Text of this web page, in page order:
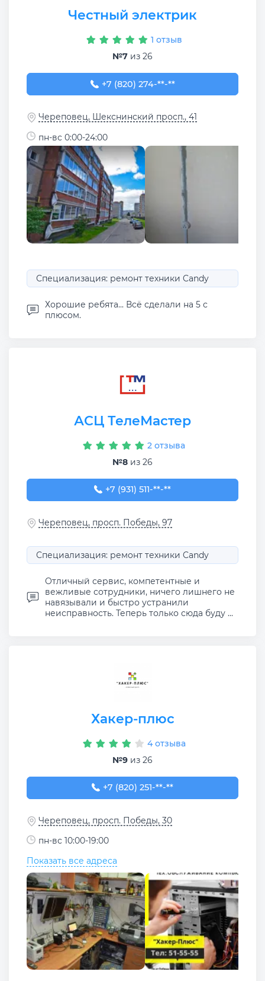
Честный электрик
1 отзыв
№7 из 26
+7 (820) 274-25-24
+7 (820) 274-**-**
Череповец, Шекснинский просп., 41
пн-вс 0:00-24:00
Специализация: ремонт техники Candy
Хорошие ребята... Всё сделали на 5 с
плюсом.
АСЦ ТелеМастер
2 отзыва
№8 из 26
+7 (931) 511-04-15
+7 (931) 511-**-**
Череповец, просп. Победы, 97
Специализация: ремонт техники Candy
Отличный сервис, компетентные и
вежливые сотрудники, ничего лишнего не
навязывали и быстро устранили
неисправность. Теперь только сюда буду ...
Хакер-плюс
4 отзыва
№9 из 26
+7 (820) 251-55-55
+7 (820) 251-**-**
Череповец, просп. Победы, 30
пн-вс 10:00-19:00
Показать все адреса